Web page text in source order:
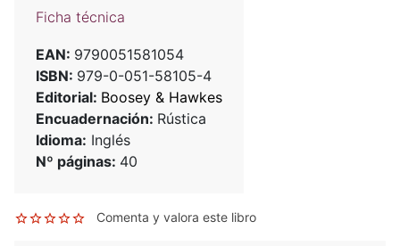
Ficha técnica
EAN: 9790051581054
ISBN: 979-0-051-58105-4
Editorial: Boosey & Hawkes
Encuadernación: Rústica
Idioma: Inglés
Nº páginas: 40
Comenta y valora este libro